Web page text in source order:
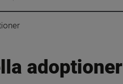
adoptioner